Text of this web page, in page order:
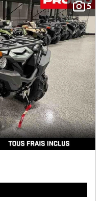
5